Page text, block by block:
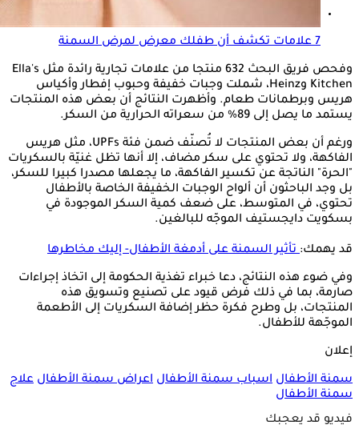
7 علامات تكشف أن طفلك معرض لمرض السمنة
وفحص فريق البحث 632 منتجا من علامات تجارية رائدة مثل Ella's
Kitchen وHeinz، شملت وجبات خفيفة وحبوب إفطار وأكياس
هريس وبرطمانات طعام. وأظهرت النتائج أن بعض هذه المنتجات
يستمد ما يصل إلى 89% من سعراته الحرارية من السكر.
ورغم أن بعض المنتجات لا تُصنّف ضمن فئة UPFs، مثل هريس
الفاكهة، ولا تحتوي على سكر مضاف، إلا أنها تظل غنيّة بالسكريات
"الحرة" الناتجة عن تكسير الفاكهة، ما يجعلها مصدرا كبيرا للسكر،
بل وجد الباحثون أن ألواح الوجبات الخفيفة الخاصة بالأطفال
تحتوي، في المتوسط، على ضعف كمية السكر الموجودة في
بسكويت دايجستيف الموجّه للبالغين.
قد يهمك:تأثير السمنة على أدمغة الأطفال- إليك مخاطرها
وفي ضوء هذه النتائج، دعا خبراء تغذية الحكومة إلى اتخاذ إجراءات
صارمة، بما في ذلك فرض قيود على تصنيع وتسويق هذه
المنتجات، بل وطرح فكرة حظر إضافة السكريات إلى الأطعمة
الموجّهة للأطفال.
إعلان
سمنة الأطفال اسباب سمنة الأطفال اعراض سمنة الأطفال علاج
سمنة الأطفال
فيديو قد يعجبك